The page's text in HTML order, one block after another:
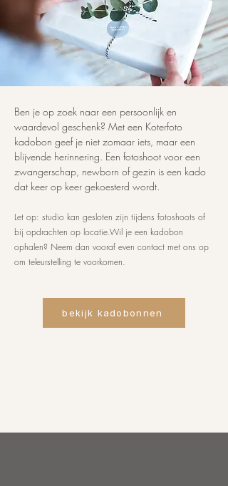
Ben je op zoek naar een persoonlijk en
waardevol geschenk? Met een Koterfoto
kadobon geef je niet zomaar iets, maar een
blijvende herinnering. Een fotoshoot voor een
zwangerschap, newborn of gezin is een kado
dat keer op keer gekoesterd wordt.
Let op: studio kan gesloten zijn tijdens fotoshoots of
bij opdrachten op locatie.Wil je een kadobon
ophalen? Neem dan vooraf even contact met ons op
om teleurstelling te voorkomen.
bekijk kadobonnen